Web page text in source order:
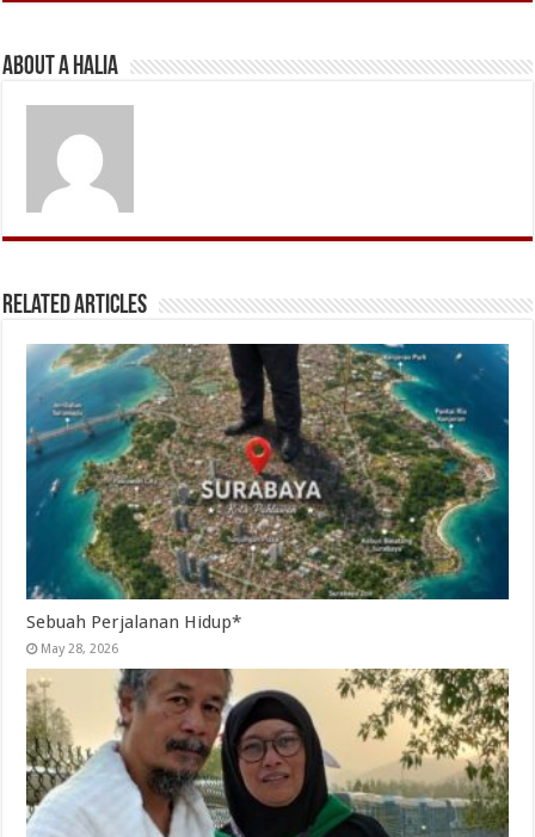
About A Halia
Related Articles
Sebuah Perjalanan Hidup*
May 28, 2026